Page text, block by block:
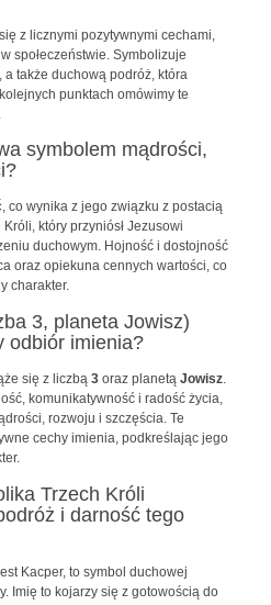
z licznymi pozytywnymi cechami,
społeczeństwie. Symbolizuje
także duchową podróż, która
punktach omówimy te
symbolem mądrości,
, co wynika z jego związku z postacią
który przyniósł Jezusowi
duchowym. Hojność i dostojność
oraz opiekuna cennych wartości, co
charakter.
3, planeta Jowisz)
odbiór imienia?
się z liczbą 3oraz planetą Jowisz.
komunikatywność i radość życia,
rozwoju i szczęścia. Te
cechy imienia, podkreślając jego
Trzech Króli
i darność tego
Kacper, to symbol duchowej
Imię to kojarzy się z gotowością do